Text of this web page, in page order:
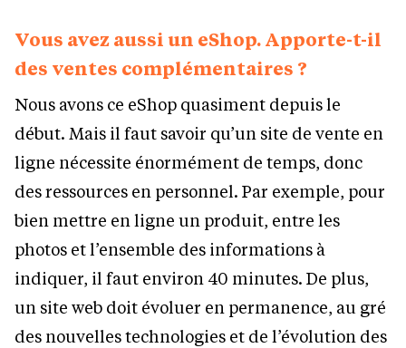
Vous avez aussi un eShop. Apporte-t-il
des ventes complémentaires ?
Nous avons ce eShop quasiment depuis le
début. Mais il faut savoir qu’un site de vente en
ligne nécessite énormément de temps, donc
des ressources en personnel. Par exemple, pour
bien mettre en ligne un produit, entre les
photos et l’ensemble des informations à
indiquer, il faut environ 40 minutes. De plus,
un site web doit évoluer en permanence, au gré
des nouvelles technologies et de l’évolution des